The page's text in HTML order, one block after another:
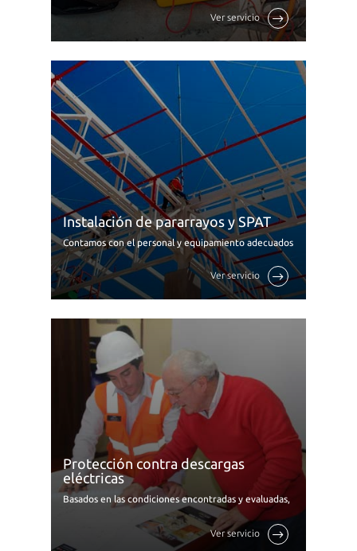
pueden reducir significativamente la resistencia del
terreno para el ...
Ver servicio
Instalación de pararrayos y SPAT
Contamos con el personal y equipamiento adecuados
que sumados a la amplia experiencia en campo nos ha
llevado a trabajar con las más reconocidas y exigentes
empresas de ...
Ver servicio
Protección contra descargas
eléctricas
Basados en las condiciones encontradas y evaluadas,
dimensionamos tus proyectos con la solución más
idónea, teniendo como referencias la NTP de
electricidad y la NTP de una ...
Ver servicio